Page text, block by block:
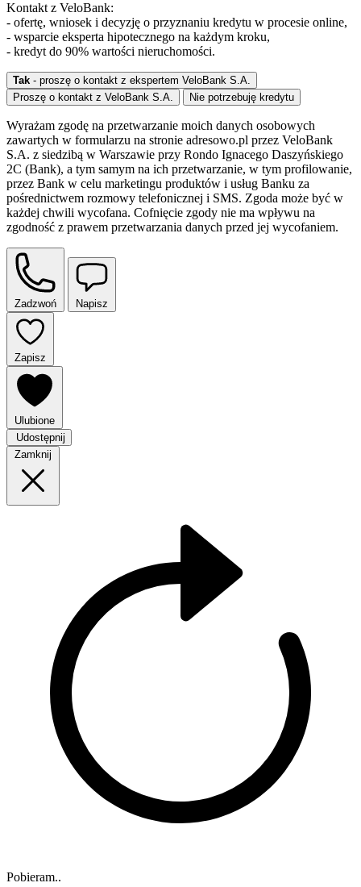
Kontakt z VeloBank:
- ofertę, wniosek i decyzję o przyznaniu kredytu w procesie online,
- wsparcie eksperta hipotecznego na każdym kroku,
- kredyt do 90% wartości nieruchomości.
Tak - proszę o kontakt z ekspertem VeloBank S.A.
Proszę o kontakt z VeloBank S.A.
Nie potrzebuję kredytu
Wyrażam zgodę na przetwarzanie moich danych osobowych
zawartych w formularzu na stronie adresowo.pl przez VeloBank
S.A. z siedzibą w Warszawie przy Rondo Ignacego Daszyńskiego
2C (Bank), a tym samym na ich przetwarzanie, w tym profilowanie,
przez Bank w celu marketingu produktów i usług Banku za
pośrednictwem rozmowy telefonicznej i SMS. Zgoda może być w
każdej chwili wycofana. Cofnięcie zgody nie ma wpływu na
zgodność z prawem przetwarzania danych przed jej wycofaniem.
Zadzwoń Napisz
Zapisz
Ulubione
Udostępnij
Zamknij
Pobieram..